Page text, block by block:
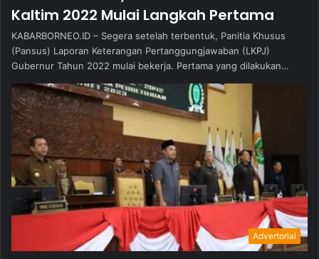
Kaltim 2022 Mulai Langkah Pertama
KABARBORNEO.ID – Segera setelah terbentuk, Panitia Khusus
(Pansus) Laporan Keterangan Pertanggungjawaban (LKPJ)
Gubernur Tahun 2022 mulai bekerja. Pertama yang dilakukan…
Advertorial